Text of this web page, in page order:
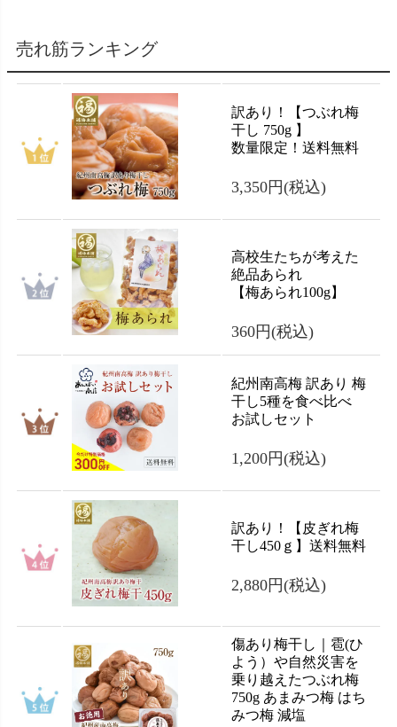
売れ筋ランキング
訳あり！【つぶれ梅
干し 750g 】
数量限定！送料無料
3,350円(税込)
高校生たちが考えた
絶品あられ
【梅あられ100g】
360円(税込)
紀州南高梅 訳あり 梅
干し5種を食べ比べ
お試しセット
1,200円(税込)
訳あり！【皮ぎれ梅
干し450ｇ】送料無料
2,880円(税込)
傷あり梅干し｜雹(ひ
よう）や自然災害を
乗り越えたつぶれ梅
750g あまみつ梅 はち
みつ梅 減塩